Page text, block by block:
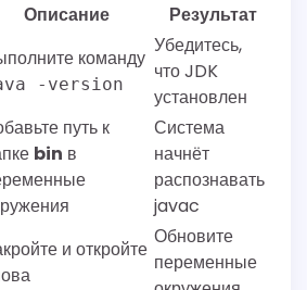
Описание
Результат
команду
-version
Убедитесь,
что JDK
установлен
путь к
bin в
Система
начнёт
распознавать
javac
и откройте
Обновите
переменные